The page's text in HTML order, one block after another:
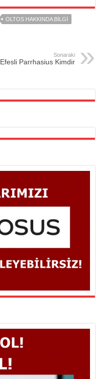
OLTOS HAKKINDA BILGI
Sonaraki
Efesli Parrhasius Kimdir